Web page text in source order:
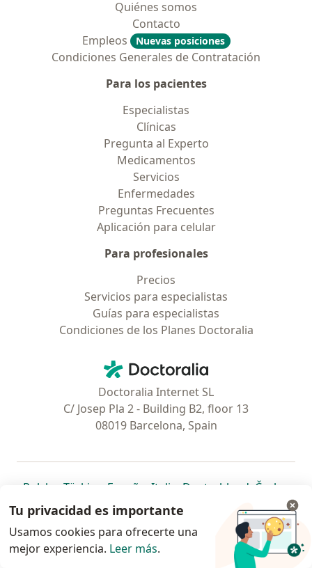
Quiénes somos
Contacto
Empleos
Nuevas posiciones
Condiciones Generales de Contratación
Para los pacientes
Especialistas
Clínicas
Pregunta al Experto
Medicamentos
Servicios
Enfermedades
Preguntas Frecuentes
Aplicación para celular
Para profesionales
Precios
Servicios para especialistas
Guías para especialistas
Condiciones de los Planes Doctoralia
Doctoralia - Página de inicio
Doctoralia Internet SL
C/ Josep Pla 2 - Building B2, floor 13
08019 Barcelona, Spain
Polska se abre en una nueva pestaña
Türkiye se abre en una nueva pestaña
España se abre en una nueva pestaña
Italia se abre en una nueva
Deutschlandse abre en
Česko
Portugal
se abre en una nueva pestaña
México se abre en una nueva pestaña
Chile se abre en una nueva pestaña
Brasil se abre en una nueva
se abre en
se
se abre en una nueva
www.doctoralia.pe © 2026 - Encuentra tu
Tu privacidad es importante
Usamos cookies para ofrecerte una
mejor experiencia. Leer más.